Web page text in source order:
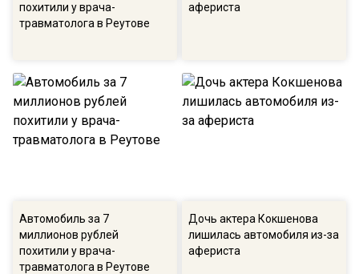
похитили у врача-
травматолога в Реутове
афериста
Автомобиль за 7
миллионов рублей
похитили у врача-
травматолога в Реутове
Дочь актера Кокшенова
лишилась автомобиля из-за
афериста